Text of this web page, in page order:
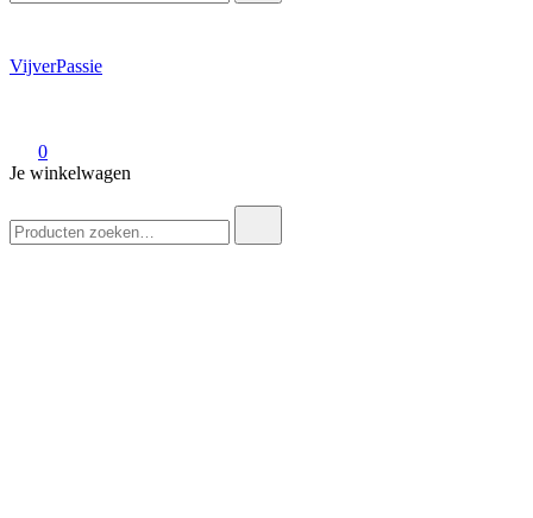
VijverPassie
0
Je winkelwagen
naar: